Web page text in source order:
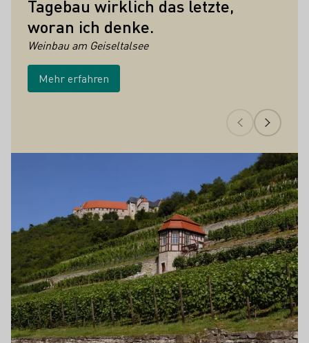
Tagebau wirklich das letzte,
woran ich denke.
Weinbau am Geiseltalsee
Mehr erfahren
Höhepunkte der Weinkultur in Saale-